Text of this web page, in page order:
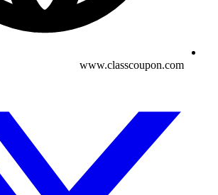
www.classcoupon.com